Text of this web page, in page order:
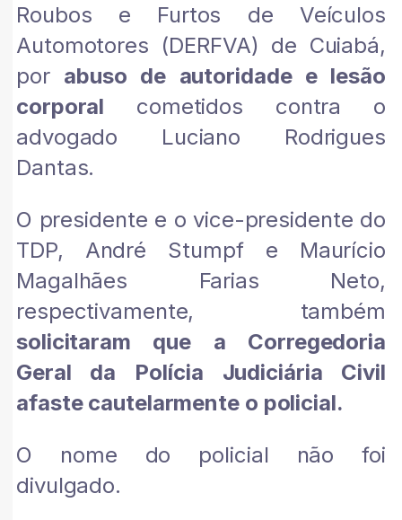
Roubos e Furtos de Veículos
Automotores (DERFVA) de Cuiabá,
por abuso de autoridade e lesão
corporal cometidos contra o
advogado Luciano Rodrigues
Dantas.
O presidente e o vice-presidente do
TDP, André Stumpf e Maurício
Magalhães Farias Neto,
respectivamente, também
solicitaram que a Corregedoria
Geral da Polícia Judiciária Civil
afaste cautelarmente o policial.
O nome do policial não foi
divulgado.